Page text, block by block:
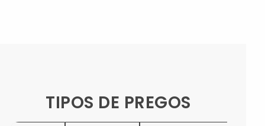
TIPOS DE PREGOS